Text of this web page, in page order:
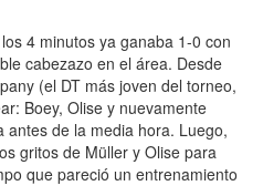
4 minutos ya ganaba 1-0 con
cabezazo en el área. Desde
(el DT más joven del torneo,
Boey, Olise y nuevamente
de la media hora. Luego,
gritos de Müller y Olise para
que pareció un entrenamiento